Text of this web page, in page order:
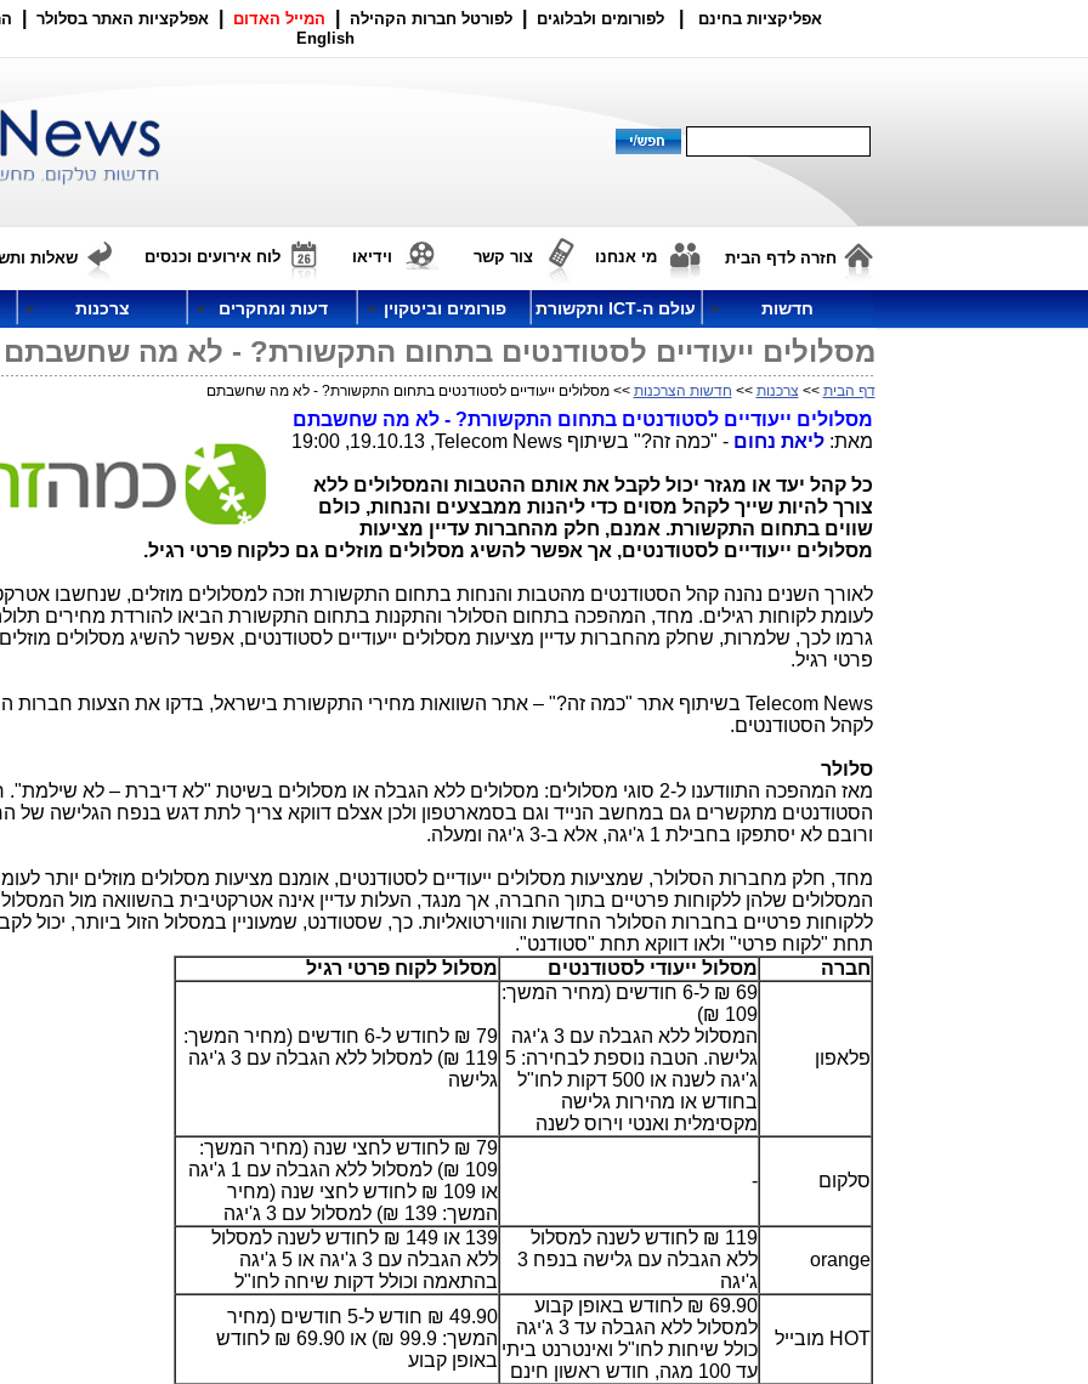
אפליקציות בחינם לפורומים ולבלוגים לפורטל חברות הקהילה המייל האדום אפלקציות האתר בסלולר
English
חזרה לדף הבית מי אנחנו צור קשר וידיאו לוח אירועים וכנסים שאלות
חדשות עולם ה-ICT ותקשורת פורומים וביטקוין דעות ומחקרים צרכנות
מסלולים ייעודיים לסטודנטים בתחום התקשורת? - לא מה שחשבתם
דף הבית >> צרכנות >> חדשות הצרכנות >> מסלולים ייעודיים לסטודנטים בתחום התקשורת? - לא מה שחשבתם
מסלולים ייעודיים לסטודנטים בתחום התקשורת? - לא מה שחשבתם
מאת:ליאת נחום - "כמה זה?" בשיתוףTelecom News
, 19.10.13, 19:00
כל קהל יעד או מגזר יכול לקבל את אותם ההטבות והמסלולים ללא
צורך להיות שייך לקהל מסוים כדי ליהנות ממבצעים והנחות, כולם
שווים בתחום התקשורת. אמנם, חלק מהחברות עדיין מציעות
מסלולים ייעודיים לסטודנטים, אך אפשר להשיג מסלולים מוזלים גם כלקוח פרטי רגיל.
לאורך השנים נהנה קהל הסטודנטים מהטבות והנחות בתחום התקשורת וזכה למסלולים מוזלים, שנחשבו
לעומת לקוחות רגילים. מחד, המהפכה בתחום הסלולר והתקנות בתחום התקשורת הביאו להורדת מחירים
גרמו לכך, שלמרות, שחלק מהחברות עדיין מציעות מסלולים ייעודיים לסטודנטים, אפשר להשיג מסלולים
פרטי רגיל.
Telecom News בשיתוף אתר "כמה זה?" – אתר השוואות מחירי התקשורת בישראל, בדקו את הצעות חברות
לקהל הסטודנטים.
סלולר
מאז המהפכה התוודענו ל-2 סוגי מסלולים: מסלולים ללא הגבלה או מסלולים בשיטת "לא דיברת – לא שילמת".
הסטודנטים מתקשרים גם במחשב הנייד וגם בסמארטפון ולכן אצלם דווקא צריך לתת דגש בנפח הגלישה של
ורובם לא יסתפקו בחבילת 1 ג'יגה, אלא ב-3 ג'יגה ומעלה.
מחד, חלק מחברות הסלולר, שמציעות מסלולים ייעודיים לסטודנטים, אומנם מציעות מסלולים מוזלים יותר
המסלולים שלהן ללקוחות פרטיים בתוך החברה, אך מנגד, העלות עדיין אינה אטרקטיבית בהשוואה מול
ללקוחות פרטיים בחברות הסלולר החדשות והווירטואליות. כך, שסטודנט, שמעוניין במסלול הזול ביותר, יכול
תחת "לקוח פרטי" ולאו דווקא תחת "סטודנט".
חברה
מסלול ייעודי לסטודנטים מסלול לקוח פרטי רגיל
פלאפון
69 ₪ ל-6 חודשים (מחיר המשך:
109 ₪)
המסלול ללא הגבלה עם 3 ג'יגה
גלישה. הטבה נוספת לבחירה: 5
ג'יגה לשנה או 500 דקות לחו"ל
בחודש או מהירות גלישה
מקסימלית ואנטי וירוס לשנה
79 ₪ לחודש ל-6 חודשים (מחיר המשך:
119 ₪) למסלול ללא הגבלה עם 3 ג'יגה
גלישה
סלקום -
79 ₪ לחודש לחצי שנה (מחיר המשך:
109 ₪) למסלול ללא הגבלה עם 1 ג'יגה
או 109 ₪ לחודש לחצי שנה (מחיר
המשך: 139 ₪) למסלול עם 3 ג'יגה
orange
119 ₪ לחודש לשנה למסלול
ללא הגבלה עם גלישה בנפח 3
ג'יגה
139 או 149 ₪ לחודש לשנה למסלול
ללא הגבלה עם 3 ג'יגה או 5 ג'יגה
בהתאמה וכולל דקות שיחה לחו"ל
HOT מובייל
69.90 ₪ לחודש באופן קבוע
למסלול ללא הגבלה עד 3 ג'יגה
כולל שיחות לחו"ל ואינטרנט ביתי
עד 100 מגה, חודש ראשון חינם
49.90 ₪ חודש ל-5 חודשים (מחיר
המשך: 99.9 ₪) או 69.90 ₪ לחודש
באופן קבוע